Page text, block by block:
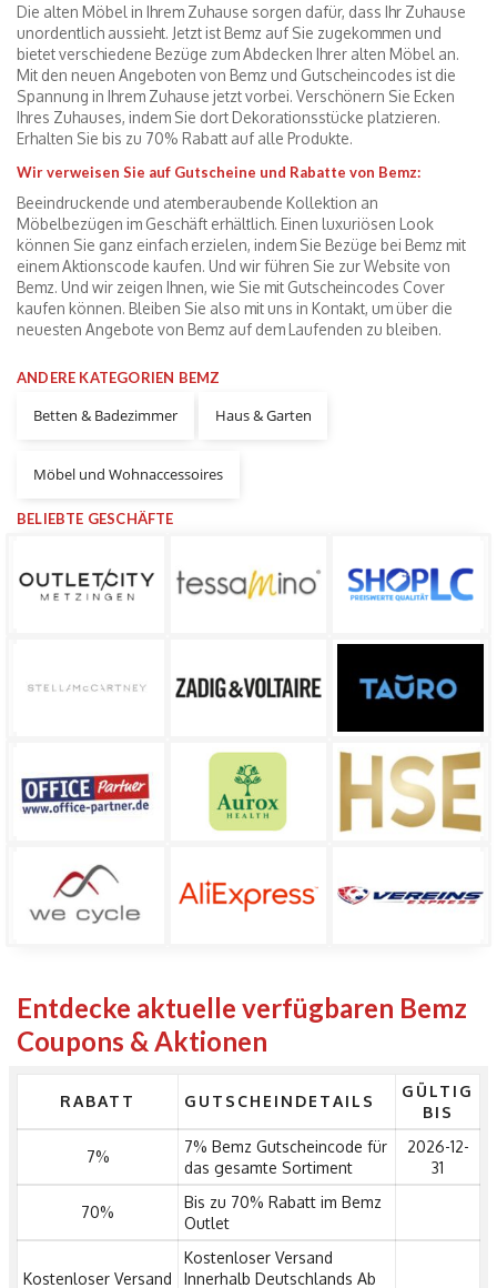
Die alten Möbel in Ihrem Zuhause sorgen dafür, dass Ihr Zuhause
unordentlich aussieht. Jetzt ist Bemz auf Sie zugekommen und
bietet verschiedene Bezüge zum Abdecken Ihrer alten Möbel an.
Mit den neuen Angeboten von Bemz und Gutscheincodes ist die
Spannung in Ihrem Zuhause jetzt vorbei. Verschönern Sie Ecken
Ihres Zuhauses, indem Sie dort Dekorationsstücke platzieren.
Erhalten Sie bis zu 70% Rabatt auf alle Produkte.
Wir verweisen Sie auf Gutscheine und Rabatte von Bemz:
Beeindruckende und atemberaubende Kollektion an
Möbelbezügen im Geschäft erhältlich. Einen luxuriösen Look
können Sie ganz einfach erzielen, indem Sie Bezüge bei Bemz mit
einem Aktionscode kaufen. Und wir führen Sie zur Website von
Bemz. Und wir zeigen Ihnen, wie Sie mit Gutscheincodes Cover
kaufen können. Bleiben Sie also mit uns in Kontakt, um über die
neuesten Angebote von Bemz auf dem Laufenden zu bleiben.
ANDERE KATEGORIEN BEMZ
Betten & Badezimmer Haus & Garten
Möbel und Wohnaccessoires
BELIEBTE GESCHÄFTE
Entdecke aktuelle verfügbaren Bemz
Coupons & Aktionen
RABATT GUTSCHEINDETAILS
GÜLTIG
BIS
7%
7% Bemz Gutscheincode für
das gesamte Sortiment
2026-12-
31
70%
Bis zu 70% Rabatt im Bemz
Outlet
Kostenloser Versand
Kostenloser Versand
Innerhalb Deutschlands Ab